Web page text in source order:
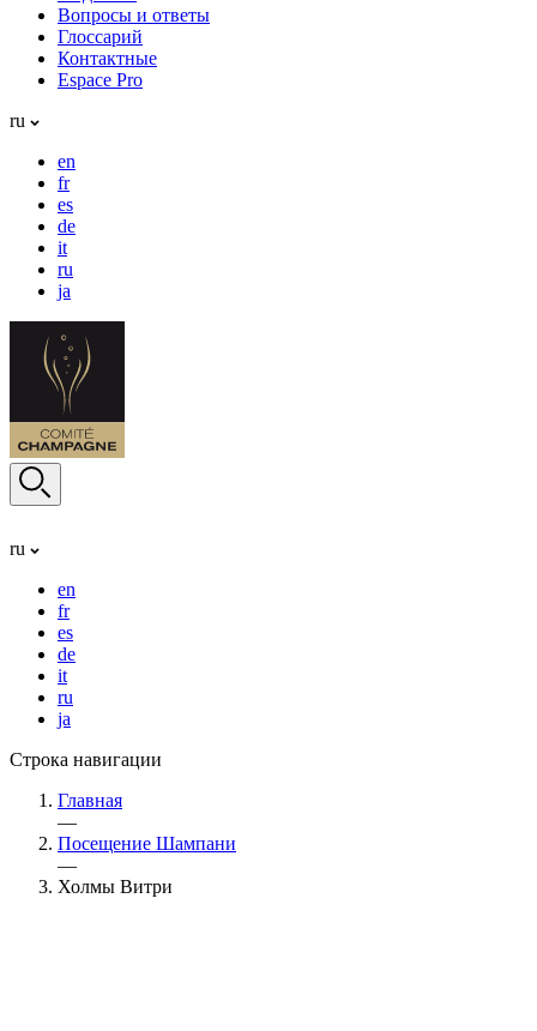
Вопросы и ответы
Глоссарий
Контактные
Espace Pro
ru
en
fr
es
de
it
ru
ja
ru
en
fr
es
de
it
ru
ja
Строка навигации
Главная
—
Посещение Шампани
—
Холмы Витри